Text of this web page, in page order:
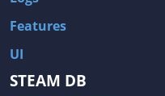
Features
UI
STEAM DB